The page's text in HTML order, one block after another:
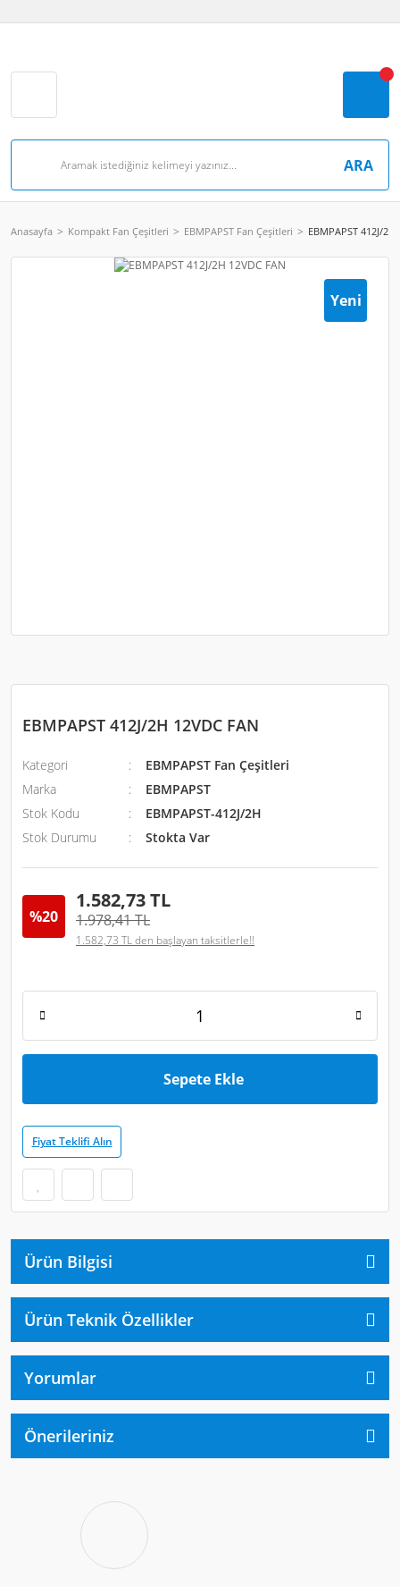
ARA
Anasayfa Kompakt Fan Çeşitleri EBMPAPST Fan Çeşitleri EBMPAPST 412J/2H
Yeni
EBMPAPST 412J/2H 12VDC FAN
Kategori
EBMPAPST Fan Çeşitleri
Marka
EBMPAPST
Stok Kodu
EBMPAPST-412J/2H
Stok Durumu
Stokta Var
%20
1.582,73 TL
1.978,41 TL
1.582,73 TL den başlayan taksitlerle!!
Sepete Ekle
Fiyat Teklifi Alın
Ürün Bilgisi
Ürün Teknik Özellikler
Yorumlar
Önerileriniz